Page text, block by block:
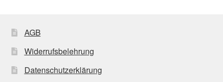
AGB
Widerrufsbelehrung
Datenschutzerklärung